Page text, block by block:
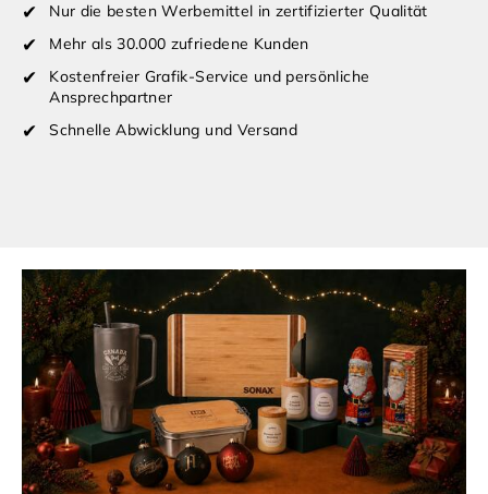
Nur die besten Werbemittel in zertifizierter Qualität
Mehr als 30.000 zufriedene Kunden
Kostenfreier Grafik-Service und persönliche
Ansprechpartner
Schnelle Abwicklung und Versand